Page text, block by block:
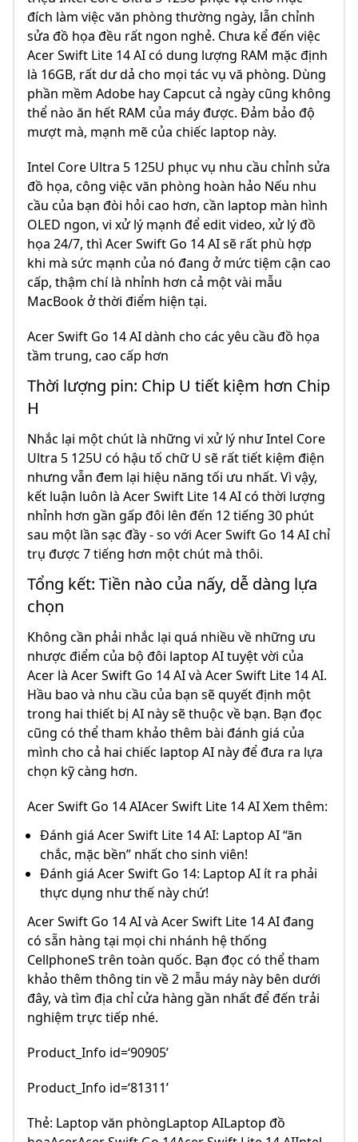
đích làm việc văn phòng thường ngày, lẫn chỉnh
sửa đồ họa đều rất ngon nghẻ. Chưa kể đến việc
Acer Swift Lite 14 AI có dung lượng RAM mặc định
là 16GB, rất dư dả cho mọi tác vụ vă phòng. Dùng
phần mềm Adobe hay Capcut cả ngày cũng không
thể nào ăn hết RAM của máy được. Đảm bảo độ
mượt mà, mạnh mẽ của chiếc laptop này.
Intel Core Ultra 5 125U phục vụ nhu cầu chỉnh sửa
đồ họa, công việc văn phòng hoàn hảo Nếu nhu
cầu của bạn đòi hỏi cao hơn, cần laptop màn hình
OLED ngon, vi xử lý mạnh để edit video, xử lý đồ
họa 24/7, thì Acer Swift Go 14 AI sẽ rất phù hợp
khi mà sức mạnh của nó đang ở mức tiệm cận cao
cấp, thậm chí là nhỉnh hơn cả một vài mẫu
MacBook ở thời điểm hiện tại.
Acer Swift Go 14 AI dành cho các yêu cầu đồ họa
tầm trung, cao cấp hơn
Thời lượng pin: Chip U tiết kiệm hơn Chip
H
Nhắc lại một chút là những vi xử lý như Intel Core
Ultra 5 125U có hậu tố chữ U sẽ rất tiết kiệm điện
nhưng vẫn đem lại hiệu năng tối ưu nhất. Vì vậy,
kết luận luôn là Acer Swift Lite 14 AI có thời lượng
nhỉnh hơn gần gấp đôi lên đến 12 tiếng 30 phút
sau một lần sạc đầy - so với Acer Swift Go 14 AI chỉ
trụ được 7 tiếng hơn một chút mà thôi.
Tổng kết: Tiền nào của nấy, dễ dàng lựa
chọn
Không cần phải nhắc lại quá nhiều về những ưu
nhược điểm của bộ đôi laptop AI tuyệt vời của
Acer là Acer Swift Go 14 AI và Acer Swift Lite 14 AI.
Hầu bao và nhu cầu của bạn sẽ quyết định một
trong hai thiết bị AI này sẽ thuộc về bạn. Bạn đọc
cũng có thể tham khảo thêm bài đánh giá của
mình cho cả hai chiếc laptop AI này để đưa ra lựa
chọn kỹ càng hơn.
Acer Swift Go 14 AIAcer Swift Lite 14 AI Xem thêm:
Đánh giá Acer Swift Lite 14 AI: Laptop AI “ăn
chắc, mặc bền” nhất cho sinh viên!
Đánh giá Acer Swift Go 14: Laptop AI ít ra phải
thực dụng như thế này chứ!
Acer Swift Go 14 AI và Acer Swift Lite 14 AI đang
có sẵn hàng tại mọi chi nhánh hệ thống
CellphoneS trên toàn quốc. Bạn đọc có thể tham
khảo thêm thông tin về 2 mẫu máy này bên dưới
đây, và tìm địa chỉ cửa hàng gần nhất để đến trải
nghiệm trực tiếp nhé.
Product_Info id=‘90905’
Product_Info id=‘81311’
Thẻ: Laptop văn phòngLaptop AILaptop đồ